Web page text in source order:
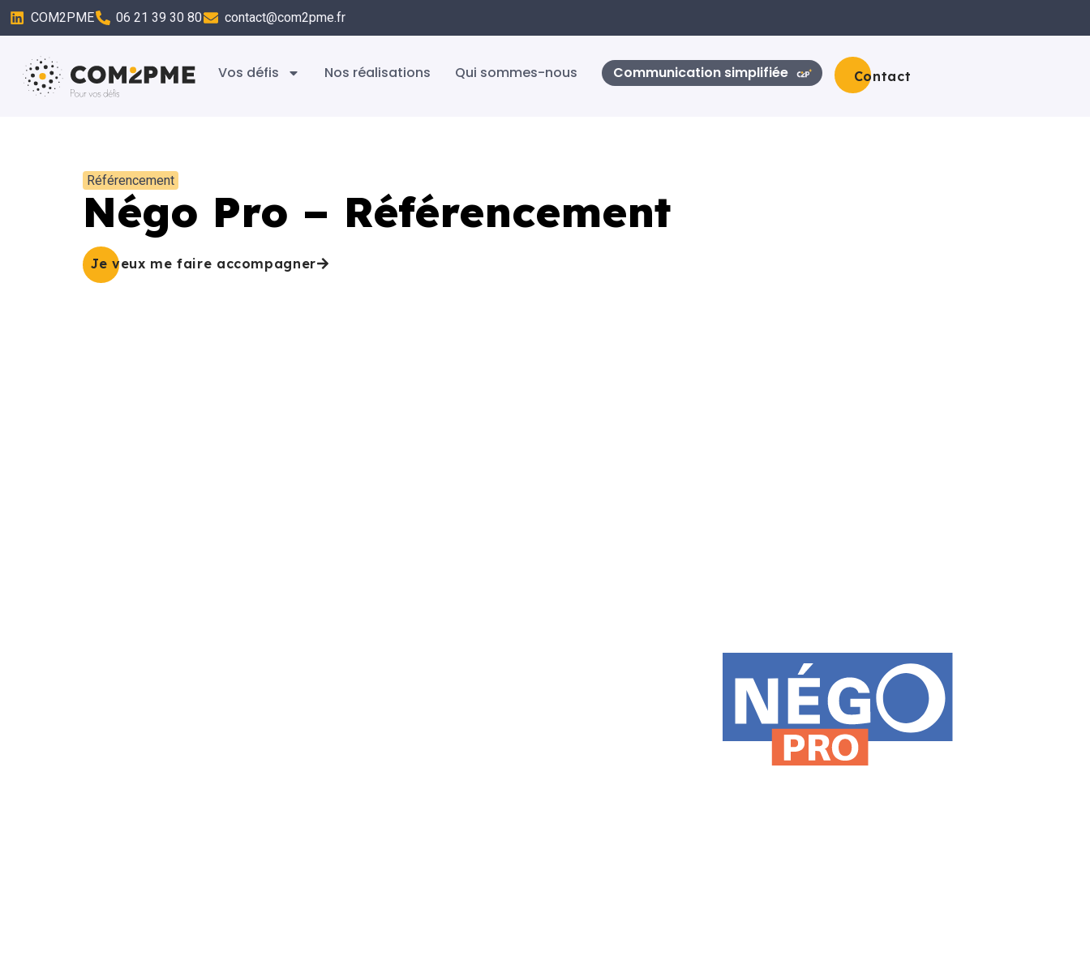
COM2PME 06 21 39 30 80 contact@com2pme.fr
Vos défis Nos réalisations Qui sommes-nous Communication simplifiée Contact
Référencement
Négo Pro – Référencement
Je veux me faire accompagner